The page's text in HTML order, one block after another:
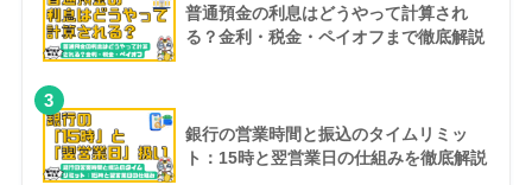
普通預金の利息はどうやって計算され
る？金利・税金・ペイオフまで徹底解説
3
銀行の営業時間と振込のタイムリミッ
ト：15時と翌営業日の仕組みを徹底解説